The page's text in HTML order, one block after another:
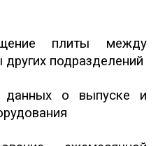
плиты между
подразделений
данных о выпуске и